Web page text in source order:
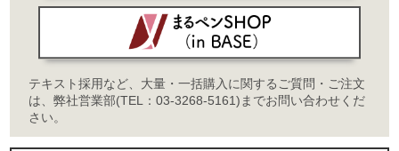
テキスト採用など、大量・一括購入に関するご質問・ご注文
は、弊社営業部(TEL：03-3268-5161)までお問い合わせくだ
さい。